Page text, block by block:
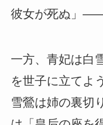
彼女が死ぬ」
一方、青妃は白
を世子に立てよ
雪鶯は姉の裏切